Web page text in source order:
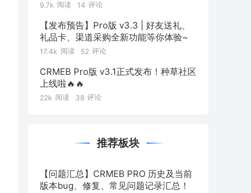
9.7k 阅读 14 评论
【发布预告】Pro版 v3.3 | 好友送礼、
礼品卡、渠道采购全新功能等你体验~
17.4k 阅读 52 评论
CRMEB Pro版 v3.1正式发布！种草社区
上线啦🔥🔥
22k 阅读 38 评论
推荐板块
【问题汇总】CRMEB PRO 历史及当前
版本bug、修复、常见问题记录汇总！